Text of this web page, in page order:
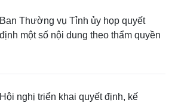
Ban Thường vụ Tỉnh ủy họp quyết
định một số nội dung theo thẩm quyền
Hội nghị triển khai quyết định, kế